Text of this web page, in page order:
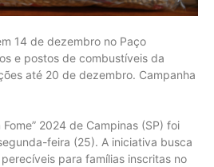
14 de dezembro no Paço
e postos de combustíveis da
até 20 de dezembro. Campanha
2024 de Campinas (SP) foi
feira (25). A iniciativa busca
para famílias inscritas no